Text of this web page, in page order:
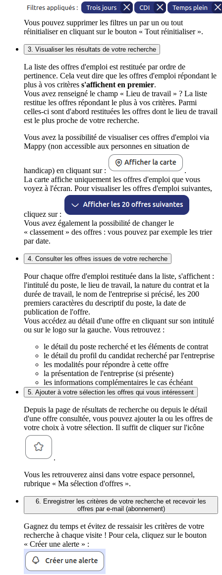
Vous pouvez supprimer les filtres un par un ou tout
réinitialiser en cliquant sur le bouton « Tout réinitialiser ».
3. Visualiser les résultats de votre recherche
La liste des offres d'emploi est restituée par ordre de
pertinence. Cela veut dire que les offres d'emploi répondant le
plus à vos critères s'affichent en premier.
Vous avez renseigné le champ « Lieu de travail » ? La liste
restitue les offres répondant le plus à vos critères. Parmi
celles-ci sont d'abord restituées les offres dont le lieu de travail
est le plus proche de votre recherche.
Vous avez la possibilité de visualiser ces offres d'emploi via
Mappy (non accessible aux personnes en situation de
handicap) en cliquant sur :
.
La carte affiche uniquement les offres d'emploi que vous
voyez à l'écran. Pour visualiser les offres d'emploi suivantes,
cliquez sur :
Vous avez également la possibilité de changer le
« classement » des offres : vous pouvez par exemple les trier
par date.
4. Consulter les offres issues de votre recherche
Pour chaque offre d'emploi restituée dans la liste, s'affichent :
l'intitulé du poste, le lieu de travail, la nature du contrat et la
durée de travail, le nom de l'entreprise si précisé, les 200
premiers caractères du descriptif du poste, la date de
publication de l'offre.
Vous accédez au détail d'une offre en cliquant sur son intitulé
ou sur le logo sur la gauche. Vous retrouvez :
le détail du poste recherché et les éléments de contrat
le détail du profil du candidat recherché par l'entreprise
les modalités pour répondre à cette offre
la présentation de l'entreprise (si présente)
les informations complémentaires le cas échéant
5. Ajouter à votre sélection les offres qui vous intéressent
Depuis la page de résultats de recherche ou depuis le détail
d'une offre consultée, vous pouvez ajouter la ou les offres de
votre choix à votre sélection. Il suffit de cliquer sur l'icône
.
Vous les retrouverez ainsi dans votre espace personnel,
rubrique « Ma sélection d'offres ».
6. Enregistrer les critères de votre recherche et recevoir les
offres par e-mail (abonnement)
Gagnez du temps et évitez de ressaisir les critères de votre
recherche à chaque visite ! Pour cela, cliquez sur le bouton
« Créer une alerte » :